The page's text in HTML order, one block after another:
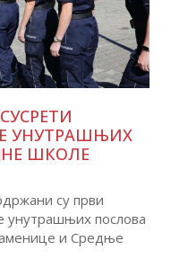
УНУТРАШЊИХ
ШКОЛЕ
су први
унутрашњих послова
и Средње